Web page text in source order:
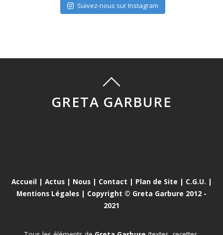
Suivez-nous sur Instagram
GRETA GARBURE
Accueil | Actus| Nous| Contact | Plan de Site | C.G.U. |
Mentions Légales | Copyright © Greta Garbure 2012 -
2021